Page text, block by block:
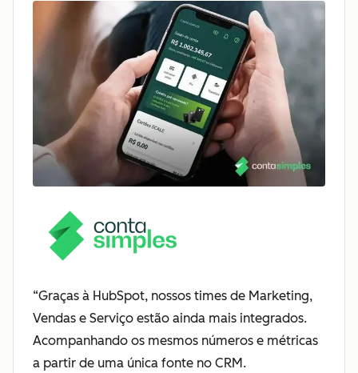
“Graças à HubSpot, nossos times de Marketing,
Vendas e Serviço estão ainda mais integrados.
Acompanhando os mesmos números e métricas
a partir de uma única fonte no CRM.